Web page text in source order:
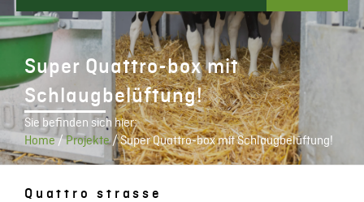
Super Quattro-box mit
Schlaugbelüftung!
Sie befinden sich hier:
Home/Projekte/Super Quattro-box mit Schlaugbelüftung!
Quattro strasse